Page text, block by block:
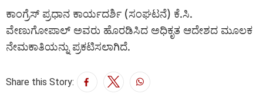
ಕಾಂಗ್ರೆಸ್ ಪ್ರಧಾನ ಕಾರ್ಯದರ್ಶಿ (ಸಂಘಟನೆ) ಕೆ.ಸಿ.
ವೇಣುಗೋಪಾಲ್ ಅವರು ಹೊರಡಿಸಿದ ಅಧಿಕೃತ ಆದೇಶದ ಮೂಲಕ
ನೇಮಕಾತಿಯನ್ನು ಪ್ರಕಟಿಸಲಾಗಿದೆ.
Share this Story: